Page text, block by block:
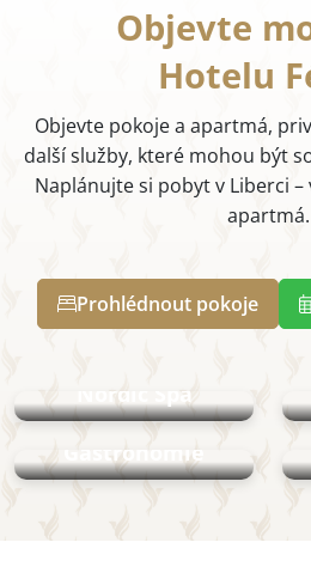
Objevte
Hotelu
Objevte pokoje a apartmá,
další služby, které mohou být
Naplánujte si pobyt v Liberci
apartmá.
Prohlédnout pokoje
Nordic Spa
Gastronomie